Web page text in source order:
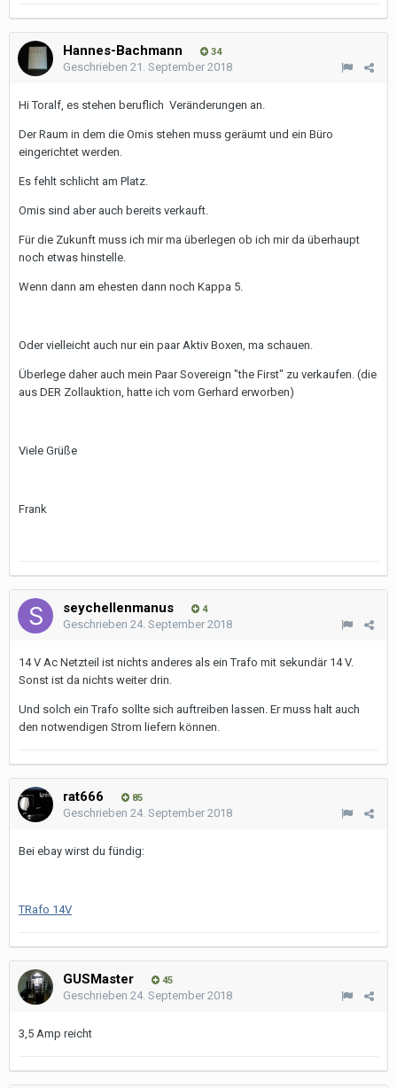
Hannes-Bachmann 34
Geschrieben 21. September 2018
Hi Toralf, es stehen beruflich Veränderungen an.
Der Raum in dem die Omis stehen muss geräumt und ein Büro
eingerichtet werden.
Es fehlt schlicht am Platz.
Omis sind aber auch bereits verkauft.
Für die Zukunft muss ich mir ma überlegen ob ich mir da überhaupt
noch etwas hinstelle.
Wenn dann am ehesten dann noch Kappa 5.
Oder vielleicht auch nur ein paar Aktiv Boxen, ma schauen.
Überlege daher auch mein Paar Sovereign "the First" zu verkaufen. (die
aus DER Zollauktion, hatte ich vom Gerhard erworben)
Viele Grüße
Frank
seychellenmanus 4
Geschrieben 24. September 2018
14 V Ac Netzteil ist nichts anderes als ein Trafo mit sekundär 14 V.
Sonst ist da nichts weiter drin.
Und solch ein Trafo sollte sich auftreiben lassen. Er muss halt auch
den notwendigen Strom liefern können.
rat666 85
Geschrieben 24. September 2018
Bei ebay wirst du fündig:
TRafo 14V
GUSMaster 45
Geschrieben 24. September 2018
3,5 Amp reicht